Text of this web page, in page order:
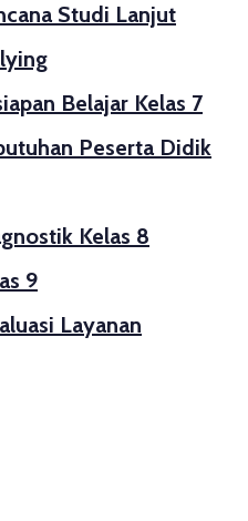
Studi Lanjut
Belajar Kelas 7
Peserta Didik
Kelas 8
9
Layanan